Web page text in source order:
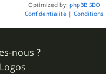
Optimized by: phpBB SEO
Confidentialité | Conditions
nous ?